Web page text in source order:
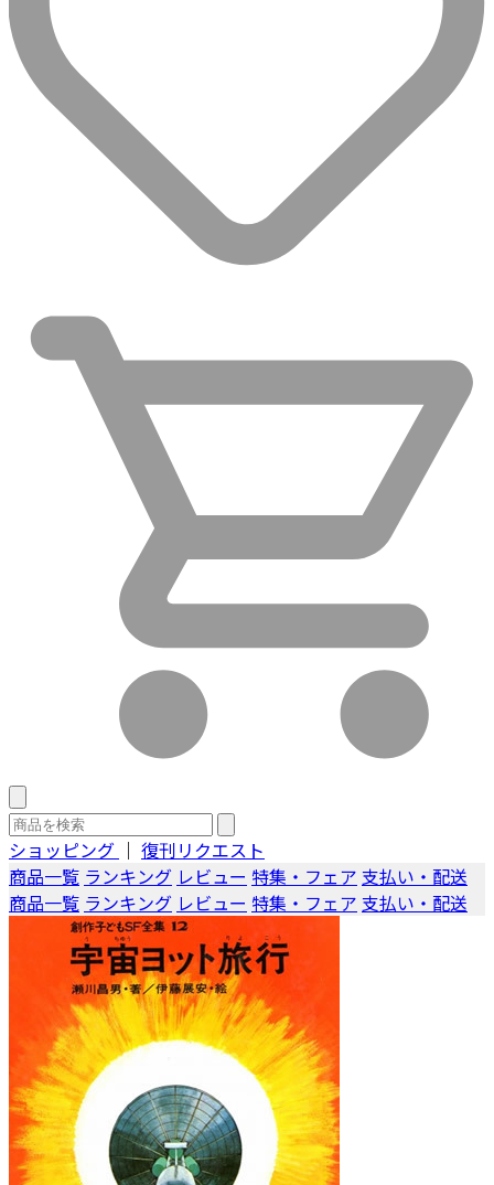
ショッピング ｜ 復刊リクエスト
商品一覧 ランキング レビュー 特集・フェア 支払い・配送
商品一覧 ランキング レビュー 特集・フェア 支払い・配送